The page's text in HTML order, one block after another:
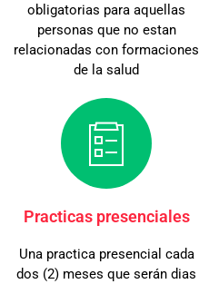
obligatorias para aquellas
personas que no estan
relacionadas con formaciones
de la salud
Practicas presenciales
Una practica presencial cada
dos (2) meses que serán dias